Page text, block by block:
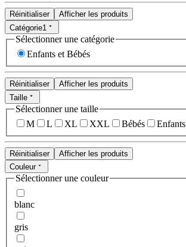
Réinitialiser
Afficher les produits
Catégorie1
Sélectionner une catégorie
Enfants et Bébés
Réinitialiser
Afficher les produits
Taille
Sélectionner une taille
M
L XL XXL Bébés Enfants
Réinitialiser
Afficher les produits
Couleur
Sélectionner une couleur
blanc
gris